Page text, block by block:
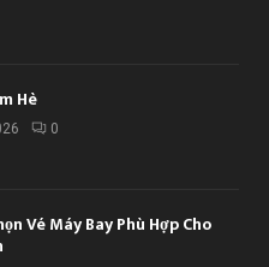
Hè
0
Vé Máy Bay Phù Hợp Cho